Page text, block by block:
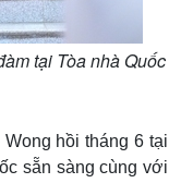
tại Tòa nhà Quốc
hồi tháng 6 tại
sẵn sàng cùng với